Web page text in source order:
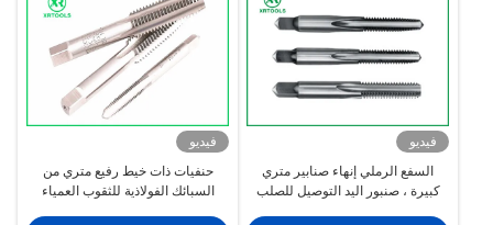
فيديو
السفع الرملي إنهاء صنابير متري
كبيرة ، صنبور اليد التوصيل للصلب
فيديو
حنفيات ذات خيط رفيع متري من
السبائك الفولاذية للثقوب العمياء